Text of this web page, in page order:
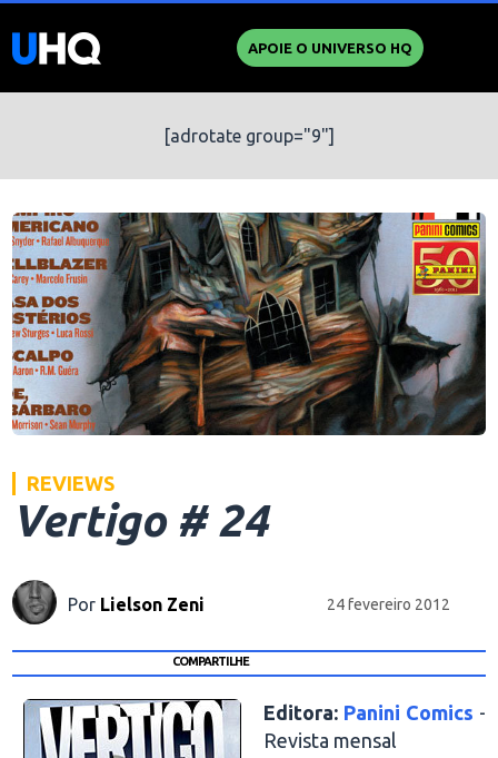
APOIE O UNIVERSO HQ
[adrotate group="9"]
REVIEWS
Vertigo # 24
Por Lielson Zeni 24 fevereiro 2012
COMPARTILHE
Editora: Panini Comics -
Revista mensal